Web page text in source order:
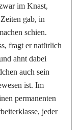
im Knast,
gab, in
schien.
fragt er natürlich
ahnt dabei
auch sein
ist. Im
permanenten
jeder